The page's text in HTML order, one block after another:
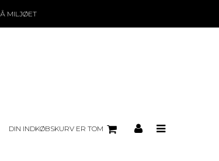
MILJØET
DIN INDKØBSKURV ER TOM